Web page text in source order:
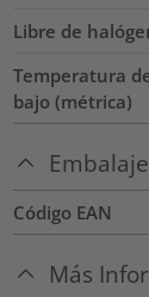
Libre de
Temperatura
bajo (métrica)
Código EAN
Más